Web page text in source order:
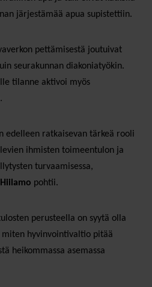
järjestämää apua supistettiin.
pettämisestä joutuivat
seurakunnan diakoniatyökin.
tilanne aktivoi myös
edelleen ratkaisevan tärkeä rooli
ihmisten toimeentulon ja
turvaamisessa,
pohtii.
perusteella on syytä olla
hyvinvointivaltio pitää
heikommassa asemassa